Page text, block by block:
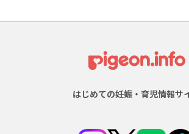
はじめての妊娠・育児情報サ